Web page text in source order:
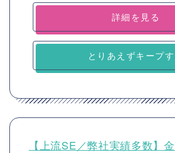
詳細を見る
とりあえずキープす
【上流SE／弊社実績多数】